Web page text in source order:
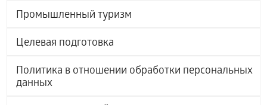
Промышленный туризм
Целевая подготовка
Политика в отношении обработки персональных
данных